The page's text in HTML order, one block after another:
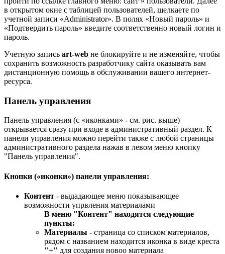
в открытом окне с таблицей пользователей, щелкаете по
учетной записи «Administrator». В полях «Новый пароль» и
«Подтвердить пароль» введите соответственно новый логин и
пароль.
Учетную запись art-web не блокируйте и не изменяйте, чтобы
сохранить возможность разработчику сайта оказывать вам
дистанционную помощь в обслуживании вашего интернет-
ресурса.
Панель управления
Панель управления (с «иконками» - см. рис. выше)
открывается сразу при входе в административный раздел. К
панели управления можно перейти также с любой страницы
административного раздела нажав в левом меню кнопку
"Панель управления".
Кнопки («иконки») панели управления:
Контент - выдадающее меню показывающее
возможности упрвления материалами
В меню "Контент" находятся следующие
пункты:
Материалы - страница со списком материалов,
рядом с названием находится иконка в виде креста
"+" для создания новоо материала